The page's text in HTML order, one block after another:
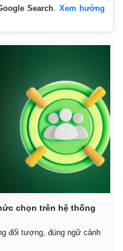
Search
Xem hướng
chọn trên hệ thống
đối tượng, đúng ngữ cảnh